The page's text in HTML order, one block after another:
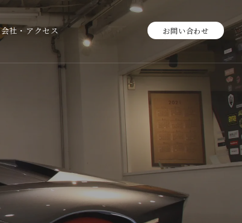
会社・アクセス お問い合わせ